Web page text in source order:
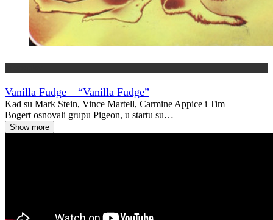
Vanilla Fudge – “Vanilla Fudge”
Kad su Mark Stein, Vince Martell, Carmine Appice i Tim
Bogert osnovali grupu Pigeon, u startu su…
Show more